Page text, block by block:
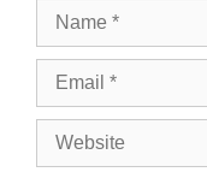
Name
Email
Website